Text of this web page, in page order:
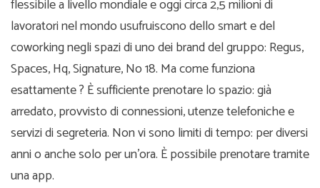
flessibile a livello mondiale e oggi circa 2,5 milioni di
lavoratori nel mondo usufruiscono dello smart e del
coworking negli spazi di uno dei brand del gruppo: Regus,
Spaces, Hq, Signature, No 18. Ma come funziona
esattamente ? È sufficiente prenotare lo spazio: già
arredato, provvisto di connessioni, utenze telefoniche e
servizi di segreteria. Non vi sono limiti di tempo: per diversi
anni o anche solo per un’ora. È possibile prenotare tramite
una app.